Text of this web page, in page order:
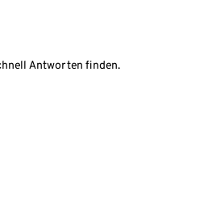
Antworten finden.